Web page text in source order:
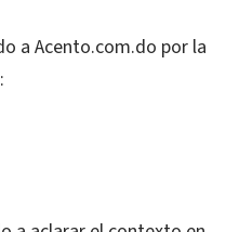
a Acento.com.do por la